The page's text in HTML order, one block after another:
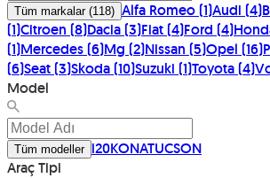
Tüm markalar(118) Alfa Romeo(1)Audi (4)
(1)Citroen (8)Dacia(3)Fiat(4)Ford (4)
(1)Mercedes(6)Mg (2)Nissan (5)Opel (16)
(6)Seat(3)Skoda(10)Suzuki (1)Toyota(4)
Model
Tüm modeller i20KONATUCSON
Araç Tipi